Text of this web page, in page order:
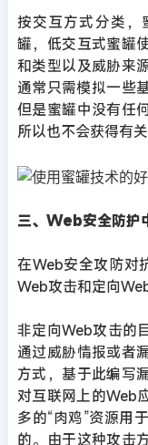
按交互方式分类，
罐，低交互式蜜罐
和类型以及威胁来
通常只需模拟一些
但是蜜罐中没有任
所以也不会获得有
三、Web安全防护
在Web安全攻防对
Web攻击和定向
非定向Web攻击的
通过威胁情报或者
方式，基于此编写
对互联网上的Web
多的“肉鸡”资源用
的。由于这种攻击